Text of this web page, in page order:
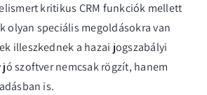
kritikus CRM funkciók mellett
olyan speciális megoldásokra van
illeszkednek a hazai jogszabályi
jó szoftver nemcsak rögzít, hanem
is.